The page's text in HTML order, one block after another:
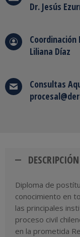
Dr. Jesús
Coordinación
Liliana Díaz
Consultas
DESCRIPCIÓN
Diploma de
conocimiento en
las principales
proceso civil
en la prometida